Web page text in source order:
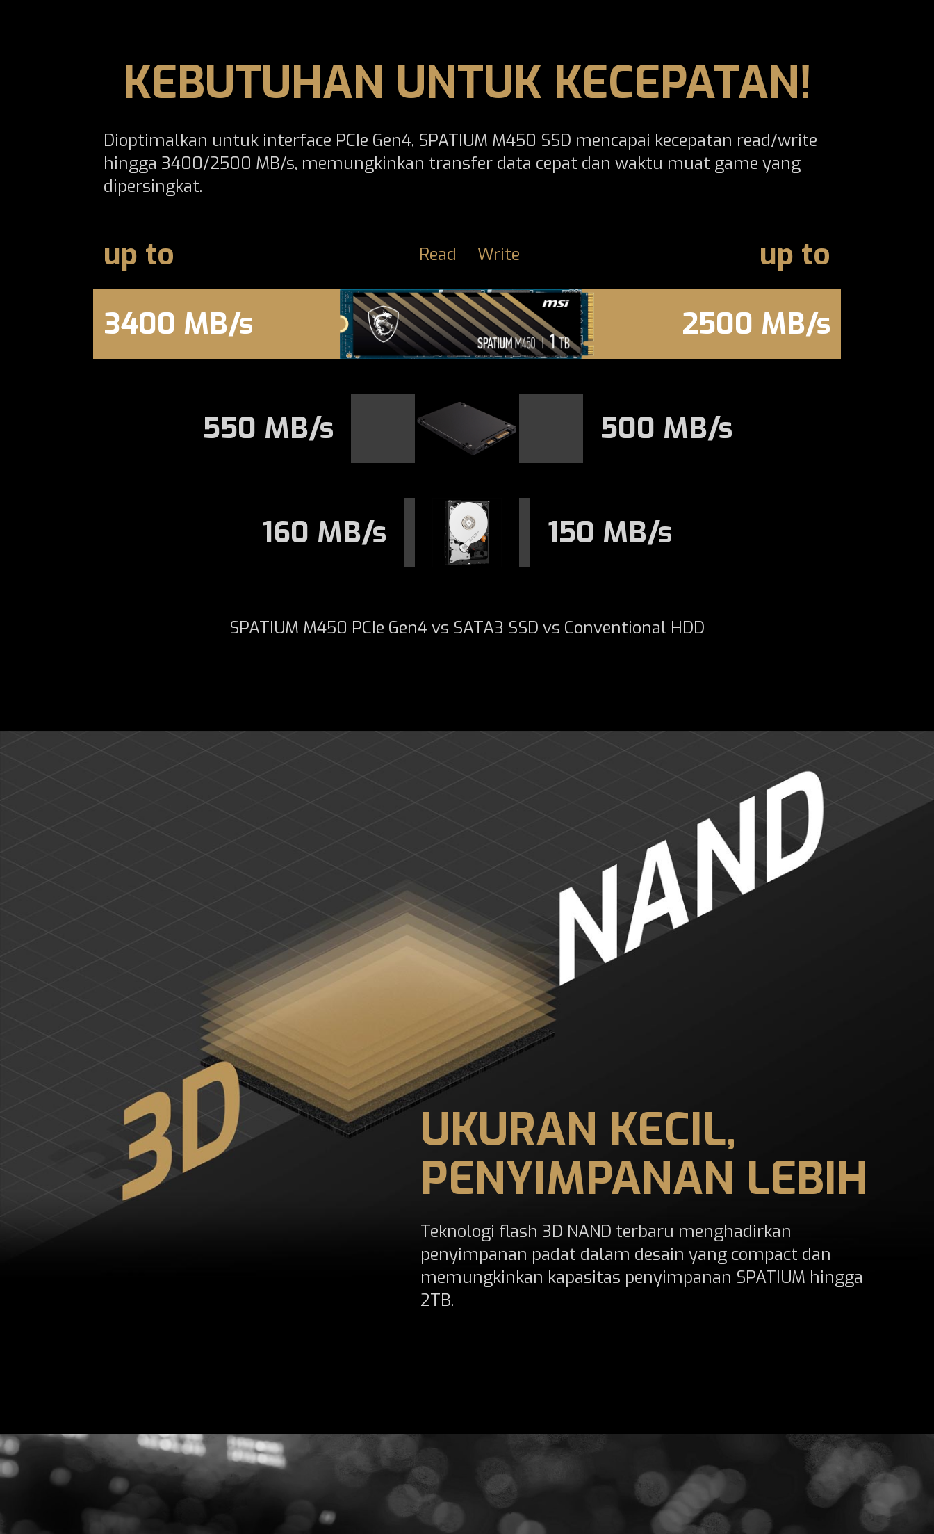
KEBUTUHAN UNTUK KECEPATAN!
Dioptimalkan untuk interface PCIe Gen4, SPATIUM M450 SSD mencapai kecepatan read/write
hingga 3400/2500 MB/s, memungkinkan transfer data cepat dan waktu muat game yang
dipersingkat.
up to Read Write
up to
3400 MB/s
2500 MB/s
550 MB/s 500 MB/s
160 MB/s 150 MB/s
SPATIUM M450 PCIe Gen4 vs SATA3 SSD vs Conventional HDD
UKURAN KECIL,
PENYIMPANAN LEBIH
Teknologi flash 3D NAND terbaru menghadirkan
penyimpanan padat dalam desain yang compact dan
memungkinkan kapasitas penyimpanan SPATIUM hingga
2TB.